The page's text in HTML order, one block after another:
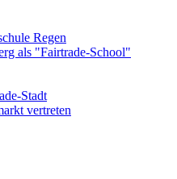
Regen
als "Fairtrade-School"
Stadt
vertreten